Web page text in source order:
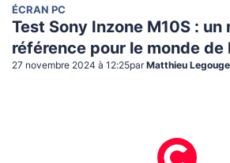
ÉCRAN PC
Test Sony Inzone M10S : un
référence pour le monde de
27 novembre 2024 à 12:25par Matthieu Legouge